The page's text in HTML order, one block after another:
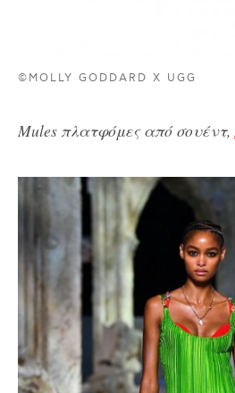
©MOLLY GODDARD X UGG
Mules πλατφόμες από σουέντ,